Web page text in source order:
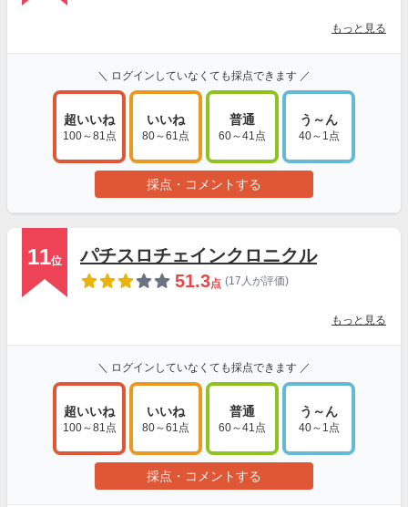
もっと見る
＼ ログインしていなくても採点できます ／
超いいね
100～81点
いいね
80～61点
普通
60～41点
う～ん
40～1点
採点・コメントする
11位
パチスロチェインクロニクル
51.3点 (17人が評価)
もっと見る
＼ ログインしていなくても採点できます ／
超いいね
100～81点
いいね
80～61点
普通
60～41点
う～ん
40～1点
採点・コメントする